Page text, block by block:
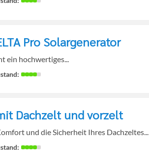
Pro Solargenerator
ein hochwertiges...
Dachzelt und vorzelt
und die Sicherheit Ihres Dachzeltes...